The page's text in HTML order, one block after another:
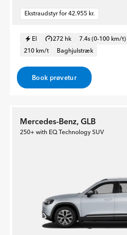
Ekstraudstyr for 42.955 kr.
El 272 hk
7.4s (0-100 km/t)
210 km/t
Baghjulstræk
Book prøvetur
Mercedes-Benz, GLB
250+ with EQ Technology SUV